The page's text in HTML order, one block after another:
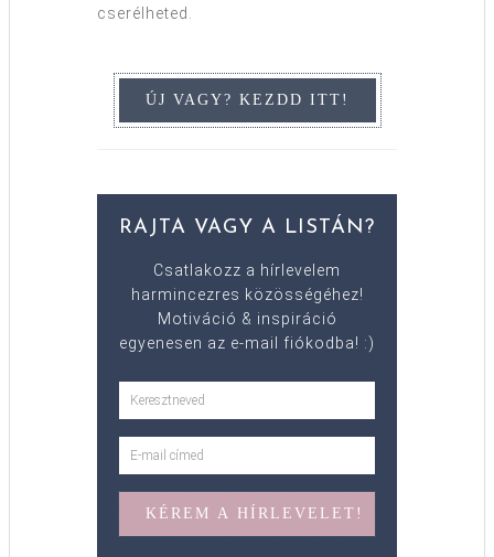
cserélheted.
RAJTA VAGY A LISTÁN?
Csatlakozz a hírlevelem
harmincezres közösségéhez!
Motiváció & inspiráció
egyenesen az e-mail fiókodba! :)